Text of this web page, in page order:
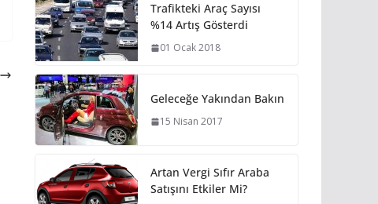
Trafikteki Araç Sayısı
%14 Artış Gösterdi
01 Ocak 2018
Geleceğe Yakından Bakın
15 Nisan 2017
Artan Vergi Sıfır Araba
Satışını Etkiler Mi?